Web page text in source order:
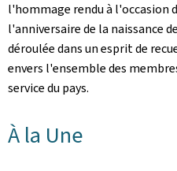
l'hommage rendu à l'occasion
l'anniversaire de la naissance
déroulée dans un esprit de
envers l'ensemble des
service du pays.
À la Une